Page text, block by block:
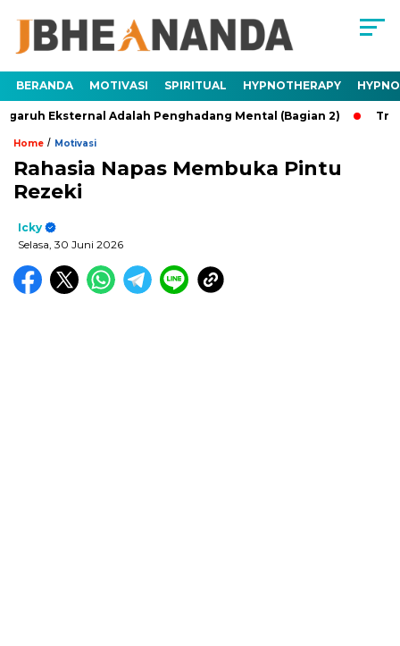
BERANDA MOTIVASI SPIRITUAL HYPNOTHERAPY
Adalah Penghadang Mental (Bagian 2) Trauma
Home / Motivasi
Rahasia Napas Membuka Pintu
Rezeki
Icky
Selasa, 30 Juni 2026